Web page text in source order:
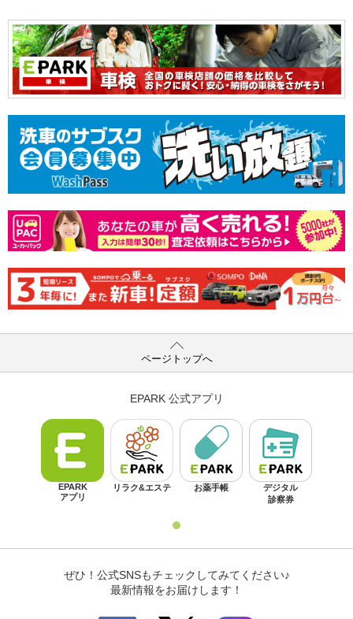
ページトップへ